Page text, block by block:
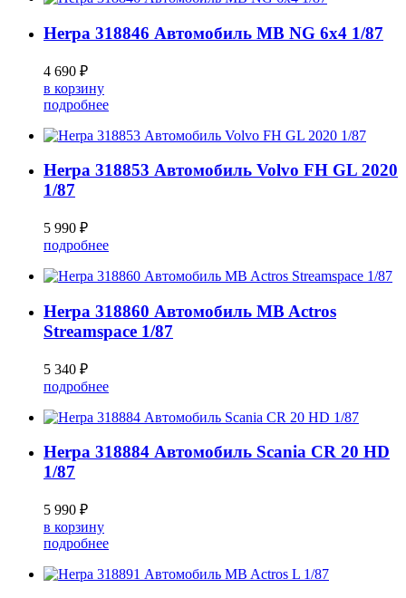
Herpa 318846 Автомобиль MB NG 6x4 1/87
4 690 ₽
в корзину
подробнее
Herpa 318853 Автомобиль Volvo FH GL 2020
1/87
5 990 ₽
подробнее
Herpa 318860 Автомобиль MB Actros
Streamspace 1/87
5 340 ₽
подробнее
Herpa 318884 Автомобиль Scania CR 20 HD
1/87
5 990 ₽
в корзину
подробнее